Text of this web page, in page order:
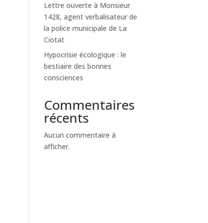
Lettre ouverte à Monsieur
1428, agent verbalisateur de
la police municipale de La
Ciotat
Hypocrisie écologique : le
bestiaire des bonnes
consciences
Commentaires
récents
Aucun commentaire à
afficher.